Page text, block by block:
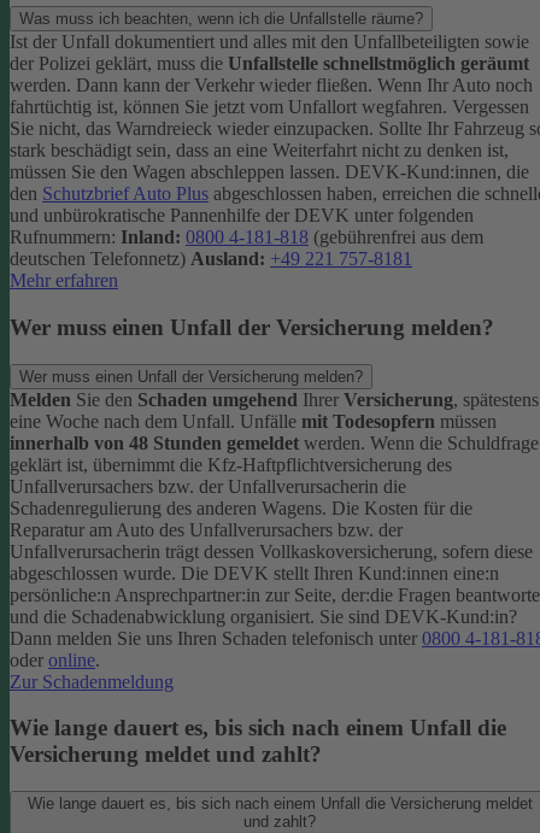
Was muss ich beachten, wenn ich die Unfallstelle räume?
Ist der Unfall dokumentiert und alles mit den Unfallbeteiligten sowie
der Polizei geklärt, muss die Unfallstelle schnellstmöglich geräumt
werden. Dann kann der Verkehr wieder fließen. Wenn Ihr Auto noch
fahrtüchtig ist, können Sie jetzt vom Unfallort wegfahren. Vergessen
Sie nicht, das Warndreieck wieder einzupacken. Sollte Ihr Fahrzeug
stark beschädigt sein, dass an eine Weiterfahrt nicht zu denken ist,
müssen Sie den Wagen abschleppen lassen. DEVK-Kund:innen, die
den Schutzbrief Auto Plus abgeschlossen haben, erreichen die
und unbürokratische Pannenhilfe der DEVK unter folgenden
Rufnummern: Inland: 0800 4-181-818 (gebührenfrei aus dem
deutschen Telefonnetz) Ausland: +49 221 757-8181
Mehr erfahren
Wer muss einen Unfall der Versicherung melden?
Wer muss einen Unfall der Versicherung melden?
Melden Sie den Schaden umgehend Ihrer Versicherung, spätestens
eine Woche nach dem Unfall. Unfälle mit Todesopfern müssen
innerhalb von 48 Stunden gemeldet werden. Wenn die Schuldfrage
geklärt ist, übernimmt die Kfz-Haftpflichtversicherung des
Unfallverursachers bzw. der Unfallverursacherin die
Schadenregulierung des anderen Wagens. Die Kosten für die
Reparatur am Auto des Unfallverursachers bzw. der
Unfallverursacherin trägt dessen Vollkaskoversicherung, sofern diese
abgeschlossen wurde. Die DEVK stellt Ihren Kund:innen eine:n
persönliche:n Ansprechpartner:in zur Seite, der:die Fragen
und die Schadenabwicklung organisiert. Sie sind DEVK-Kund:in?
Dann melden Sie uns Ihren Schaden telefonisch unter 0800 4-181-
oder online.
Zur Schadenmeldung
Wie lange dauert es, bis sich nach einem Unfall die
Versicherung meldet und zahlt?
Wie lange dauert es, bis sich nach einem Unfall die Versicherung meldet
und zahlt?